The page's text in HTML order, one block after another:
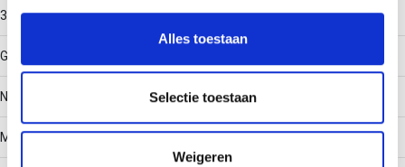
personaliseren, om functies voor social media te bieden
en om ons websiteverkeer te analyseren. Ook delen we
partners voor social media, adverteren en analyse. Deze
partners kunnen deze gegevens combineren met andere
informatie die u aan ze heeft verstrekt of die ze hebben
verzameld op basis van uw gebruik van hun services.
Alles toestaan
Selectie toestaan
Weigeren
3000
Geschikt voor functiebehoud
Nee
Met deksel/afdekking